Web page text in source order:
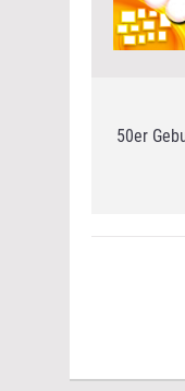
50er